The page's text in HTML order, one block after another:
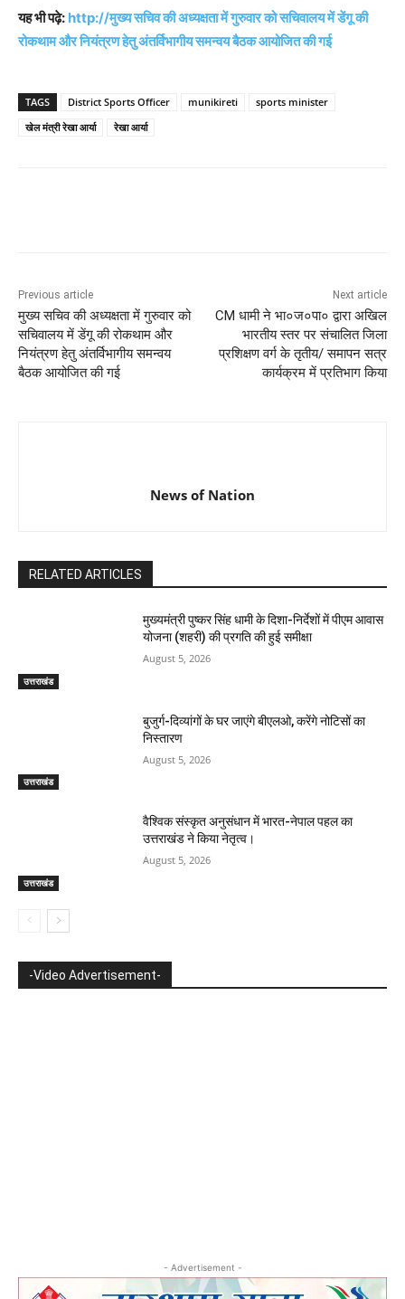
यह भी पढ़े: http://मुख्य सचिव की अध्यक्षता में गुरुवार को सचिवालय में डेंगू की
रोकथाम और नियंत्रण हेतु अंतर्विभागीय समन्वय बैठक आयोजित की गई
TAGS District Sports Officer munikireti
sports minister
खेल मंत्री रेखा आर्या
रेखा आर्या
Previous article
मुख्य सचिव की अध्यक्षता में गुरुवार को
सचिवालय में डेंगू की रोकथाम और
नियंत्रण हेतु अंतर्विभागीय समन्वय
बैठक आयोजित की गई
Next article
CM धामी ने भा०ज०पा० द्वारा अखिल
भारतीय स्तर पर संचालित जिला
प्रशिक्षण वर्ग के तृतीय/ समापन सत्र
कार्यक्रम में प्रतिभाग किया
News of Nation
RELATED ARTICLES
उत्तराखंड
मुख्यमंत्री पुष्कर सिंह धामी के दिशा-निर्देशों में पीएम आवास
योजना (शहरी) की प्रगति की हुई समीक्षा
August 5, 2026
उत्तराखंड
बुजुर्ग-दिव्यांगों के घर जाएंगे बीएलओ, करेंगे नोटिसों का
निस्तारण
August 5, 2026
उत्तराखंड
वैश्विक संस्कृत अनुसंधान में भारत-नेपाल पहल का
उत्तराखंड ने किया नेतृत्व।
August 5, 2026
-Video Advertisement-
- Advertisement -